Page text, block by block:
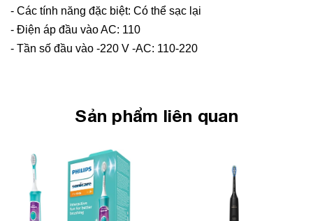
- Các tính năng đặc biệt: Có thể sạc lại
- Điện áp đầu vào AC: 110
- Tần số đầu vào -220 V -AC: 110-220
Sản phẩm liên quan